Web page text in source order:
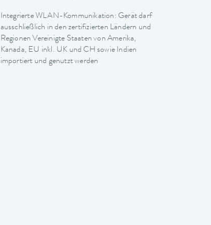
Integrierte WLAN-Kommunikation: Gerät darf
ausschließlich in den zertifizierten Ländern und
Regionen Vereinigte Staaten von Amerika,
Kanada, EU inkl. UK und CH sowie Indien
importiert und genutzt werden